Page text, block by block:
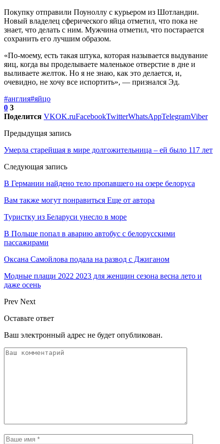
Покупку отправили Поуноллу с курьером из Шотландии.
Новый владелец сферического яйца отметил, что пока не
знает, что делать с ним. Мужчина отметил, что постарается
сохранить его лучшим образом.
«По-моему, есть такая штука, которая называется выдувание
яиц, когда вы проделываете маленькое отверстие в дне и
выливаете желток. Но я не знаю, как это делается, и,
очевидно, не хочу все испортить», — признался Эд.
#англия#яйцо
0 3
Поделится VKOK.ruFacebookTwitterWhatsAppTelegramViber
Предыдущая запись
Умерла старейшая в мире долгожительница – ей было 117 лет
Следующая запись
В Германии найдено тело пропавшего на озере белоруса
Вам также могут понравиться Еще от автора
Туристку из Беларуси унесло в море
В Польше попал в аварию автобус с белорусскими
пассажирами
Оксана Самойлова подала на развод с Джиганом
Модные плащи 2022 2023 для женщин сезона весна лето и
даже осень
Prev Next
Оставьте ответ
Ваш электронный адрес не будет опубликован.